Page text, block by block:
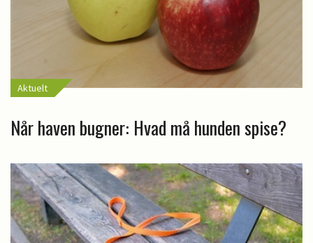
Aktuelt
Når haven bugner: Hvad må hunden spise?